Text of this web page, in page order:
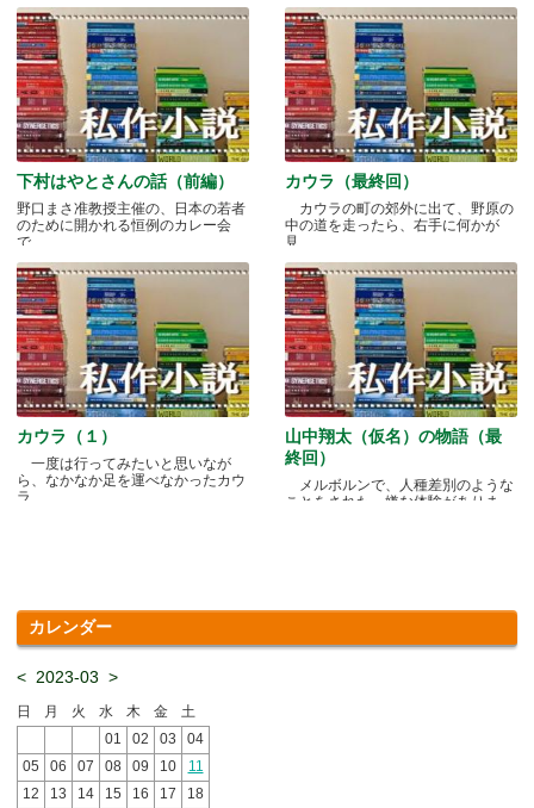
下村はやとさんの話（前編）
野口まさ准教授主催の、日本の若者
のために開かれる恒例のカレー会
で.....
カウラ（最終回）
カウラの町の郊外に出て、野原の
中の道を走ったら、右手に何かが
見.....
カウラ（１）
一度は行ってみたいと思いなが
ら、なかなか足を運べなかったカウ
ラ.....
山中翔太（仮名）の物語（最
終回）
メルボルンで、人種差別のような
ことをされた、嫌な体験がありま
カレンダー
< 2023-03 >
日 月 火 水 木 金
土
01
02 03
04
05
06 07 08 09 10
11
12
13 14 15 16 17
18